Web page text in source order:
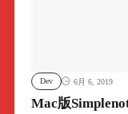
Dev 6月 6, 2019
Mac版